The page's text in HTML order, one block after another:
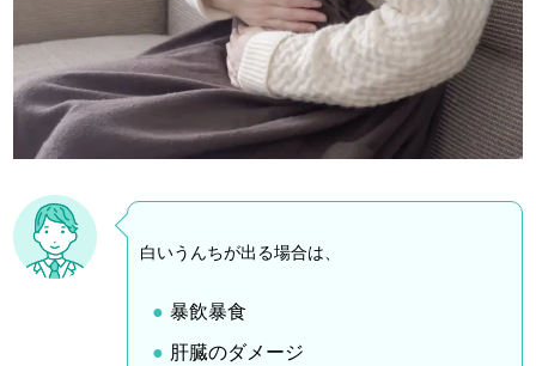
白いうんちが出る場合は、
暴飲暴食
肝臓のダメージ